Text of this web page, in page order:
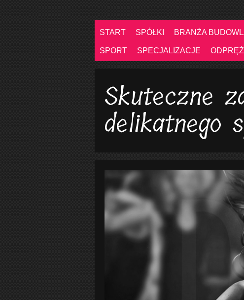
START SPÓŁKI BRANŻA
SPORT SPECJALIZACJE
Skuteczne
delikatnego